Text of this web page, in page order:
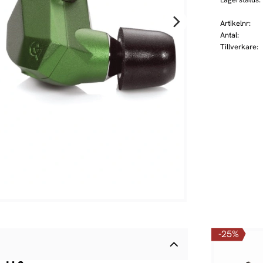
Artikelnr
Antal
Tillverkare
25%